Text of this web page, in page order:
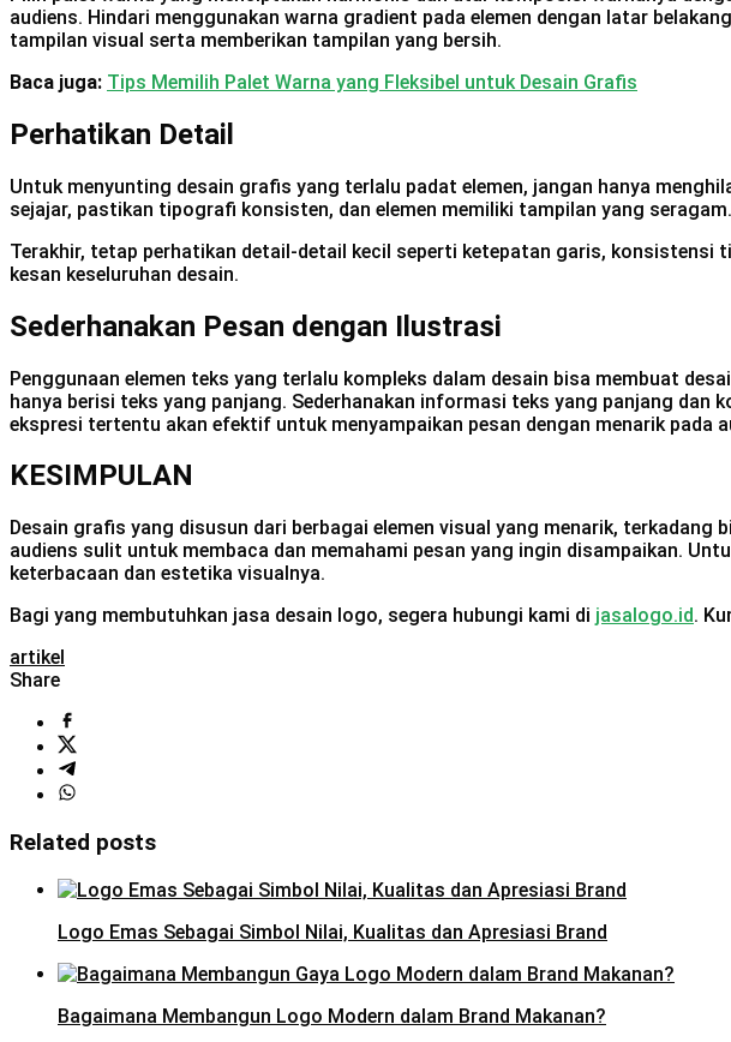
audiens. Hindari menggunakan warna gradient pada elemen dengan latar
tampilan visual serta memberikan tampilan yang bersih.
Baca juga: Tips Memilih Palet Warna yang Fleksibel untuk Desain Grafis
Perhatikan Detail
Untuk menyunting desain grafis yang terlalu padat elemen, jangan hanya
sejajar, pastikan tipografi konsisten, dan elemen memiliki tampilan yang
Terakhir, tetap perhatikan detail-detail kecil seperti ketepatan garis, konsistensi
kesan keseluruhan desain.
Sederhanakan Pesan dengan Ilustrasi
Penggunaan elemen teks yang terlalu kompleks dalam desain bisa membuat
hanya berisi teks yang panjang. Sederhanakan informasi teks yang panjang
ekspresi tertentu akan efektif untuk menyampaikan pesan dengan menarik pada
KESIMPULAN
Desain grafis yang disusun dari berbagai elemen visual yang menarik,
audiens sulit untuk membaca dan memahami pesan yang ingin disampaikan.
keterbacaan dan estetika visualnya.
Bagi yang membutuhkan jasa desain logo, segera hubungi kami di jasalogo.id.
artikel
Share
Related posts
Logo Emas Sebagai Simbol Nilai, Kualitas dan Apresiasi Brand
Bagaimana Membangun Logo Modern dalam Brand Makanan?